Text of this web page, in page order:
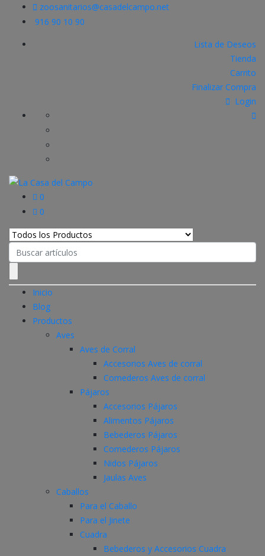
zoosanitarios@casadelcampo.net
916 90 10 90
Lista de Deseos
Tienda
Carrito
Finalizar Compra
Login
0
0
Search
for:
Inicio
Blog
Productos
Aves
Aves de Corral
Accesorios Aves de corral
Comederos Aves de corral
Pájaros
Accesorios Pájaros
Alimentos Pájaros
Bebederos Pájaros
Comederos Pájaros
Nidos Pájaros
Jaulas Aves
Caballos
Para el Caballo
Para el Jinete
Cuadra
Bebederos y Accesorios Cuadra